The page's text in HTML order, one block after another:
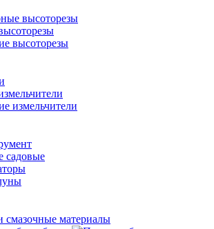
высоторезы
высоторезы
измельчители
садовые
смазочные материалы